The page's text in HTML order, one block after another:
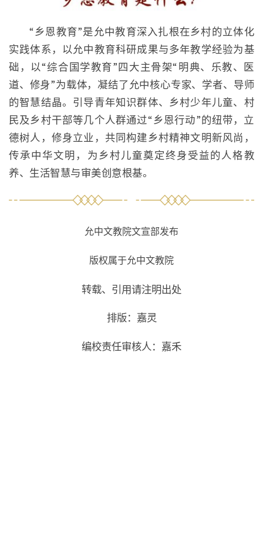
“乡恩教育”是允中教育深入扎根在乡村的立体化
实践体系，以允中教育科研成果与多年教学经验为基
础，以“综合国学教育”四大主骨架“明典、乐教、医
道、修身”为载体，凝结了允中核心专家、学者、导师
的智慧结晶。引导青年知识群体、乡村少年儿童、村
民及乡村干部等几个人群通过“乡恩行动”的纽带，立
德树人，修身立业，共同构建乡村精神文明新风尚，
传承中华文明，为乡村儿童奠定终身受益的人格教
养、生活智慧与审美创意根基。
允中文教院文宣部发布
版权属于允中文教院
转载、引用请注明出处
排版：嘉灵
编校责任审核人：嘉禾